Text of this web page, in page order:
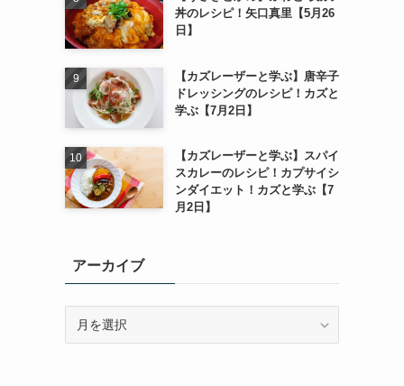
丼のレシピ！矢口真里【5月26
日】
【カズレーザーと学ぶ】唐辛子
ドレッシングのレシピ！カズと
学ぶ【7月2日】
【カズレーザーと学ぶ】スパイ
スカレーのレシピ！カプサイシ
ンダイエット！カズと学ぶ【7
月2日】
アーカイブ